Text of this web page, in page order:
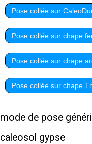
Pose collée sur
Pose collée sur chape
Pose collée sur chape
Pose collée sur chape
mode de pose
caleosol gypse